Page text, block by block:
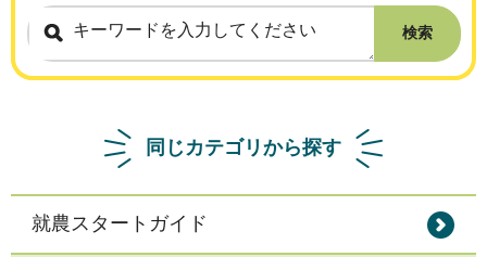
検索
同じカテゴリから探す
就農スタートガイド